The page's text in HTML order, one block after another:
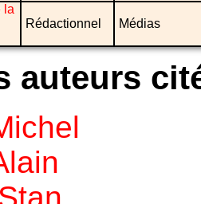
la
Rédactionnel Médias
auteurs